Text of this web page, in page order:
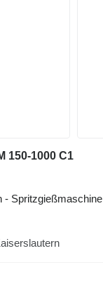
150-1000 C1
- Spritzgießmaschine